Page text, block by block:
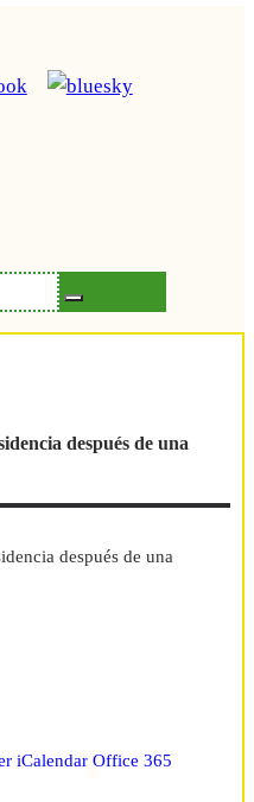
Suchen
después de una
iCalendar Office 365